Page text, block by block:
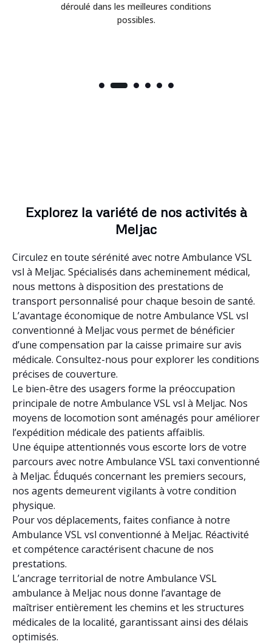
déroulé dans les meilleures conditions
possibles.
Explorez la variété de nos activités à
Meljac
Circulez en toute sérénité avec notre Ambulance VSL
vsl à Meljac. Spécialisés dans acheminement médical,
nous mettons à disposition des prestations de
transport personnalisé pour chaque besoin de santé.
L’avantage économique de notre Ambulance VSL vsl
conventionné à Meljac vous permet de bénéficier
d’une compensation par la caisse primaire sur avis
médicale. Consultez-nous pour explorer les conditions
précises de couverture.
Le bien-être des usagers forme la préoccupation
principale de notre Ambulance VSL vsl à Meljac. Nos
moyens de locomotion sont aménagés pour améliorer
l’expédition médicale des patients affaiblis.
Une équipe attentionnés vous escorte lors de votre
parcours avec notre Ambulance VSL taxi conventionné
à Meljac. Éduqués concernant les premiers secours,
nos agents demeurent vigilants à votre condition
physique.
Pour vos déplacements, faites confiance à notre
Ambulance VSL vsl conventionné à Meljac. Réactivité
et compétence caractérisent chacune de nos
prestations.
L’ancrage territorial de notre Ambulance VSL
ambulance à Meljac nous donne l’avantage de
maîtriser entièrement les chemins et les structures
médicales de la localité, garantissant ainsi des délais
optimisés.